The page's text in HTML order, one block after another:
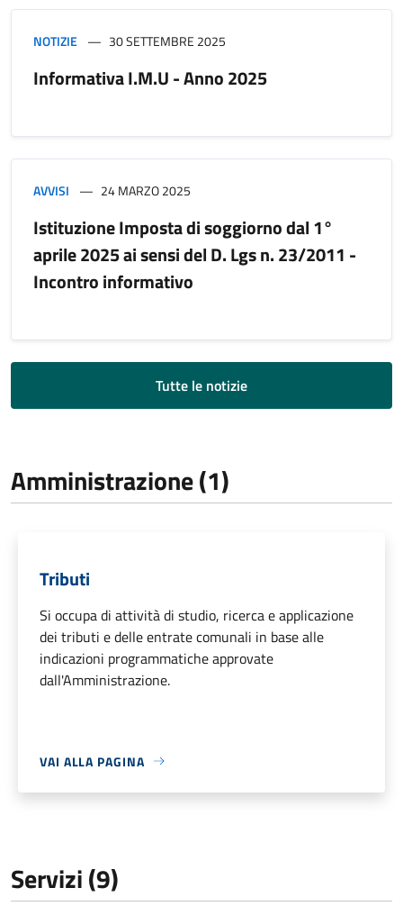
NOTIZIE 30 SETTEMBRE 2025
Informativa I.M.U - Anno 2025
AVVISI 24 MARZO 2025
Istituzione Imposta di soggiorno dal 1°
aprile 2025 ai sensi del D. Lgs n. 23/2011 -
Incontro informativo
Tutte le notizie
Amministrazione (1)
Tributi
Si occupa di attività di studio, ricerca e applicazione
dei tributi e delle entrate comunali in base alle
indicazioni programmatiche approvate
dall'Amministrazione.
VAI ALLA PAGINA
Servizi (9)